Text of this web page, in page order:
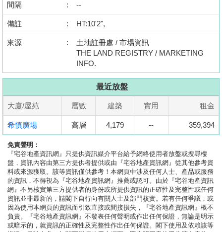
置
業
手
關
我
們
間隔 : --
備註 : HT:10'2",
來源 :
土地註冊處 / 市埸資訊
THE LAND REGISTRY / MARKETING
INFO.
最近放盤
大廈/屋苑 層數 建築 實用 租金
希慎廣場 高層 4,179 -- 359,394
免責聲明：
『宅谷地產資訊網』只提供資訊媒介平台給予網絡使用者放盤或搜尋樓
盤，資訊內容由第三方提供者提供或由『宅谷地產資訊網』從其他參考資
料或來源獲取。該等資訊僅供參考！本網頁中涉及任何人士、產品或服務
的資訊，不得視為『宅谷地產資訊網』推薦或認可。由於『宅谷地產資訊
網』不另核實第三方提供者的身份或所提供資訊的正確性及完整性或任何
資訊並非最新的，請閣下自行向有關人士及部門核實。若有任何爭議，或
因為使用本網頁的資訊而引致直接或間接損失，『宅谷地產資訊網』概不
負責。『宅谷地產資訊網』不發表任何聲明或作出任何保證，無論是明示
或暗示的，就資訊的正確性及完整性作出任何保證。閣下使用及依賴該等